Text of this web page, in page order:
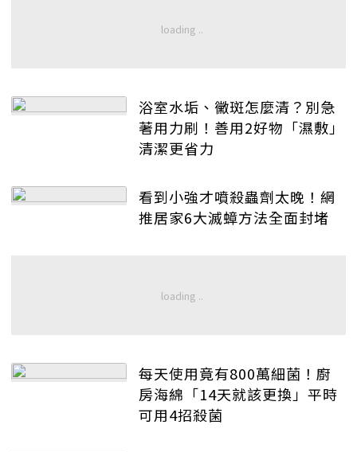
浴室水垢、黴斑怎麼清？別急
著用力刷！善用2好物「濕敷」
清潔更省力
看到小強才噴殺蟲劑太晚！網
推居家6大滅蟑方法全面封堵
每天使用竟有800萬細菌！廚
房海綿「14天就該更換」平時
可用4招殺菌